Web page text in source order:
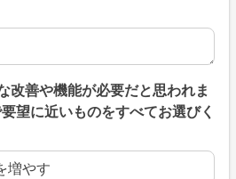
具体的な理由があればご記入くだ
改善や機能が必要だと思われま
望に近いものをすべてお選びく
増やす